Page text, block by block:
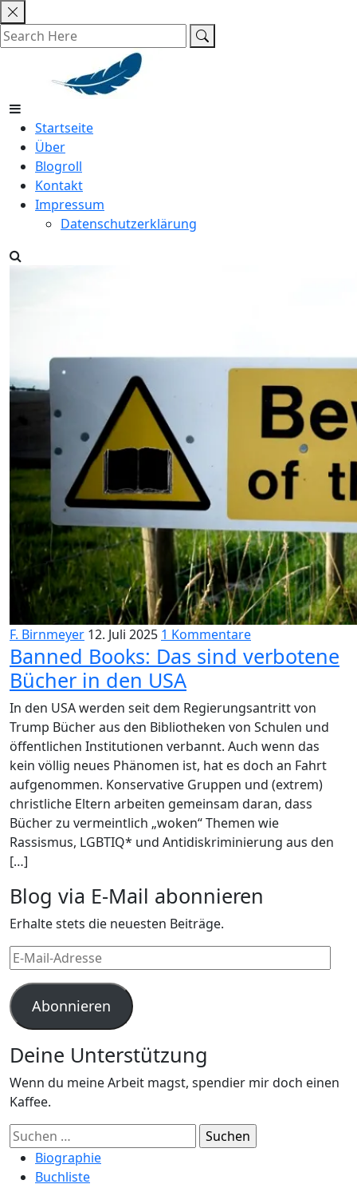
Skip
to
content
Startseite
Über
Blogroll
Kontakt
Impressum
Datenschutzerklärung
F. Birnmeyer 12. Juli 2025 1 Kommentare
Banned Books: Das sind verbotene
Bücher in den USA
In den USA werden seit dem Regierungsantritt von
Trump Bücher aus den Bibliotheken von Schulen und
öffentlichen Institutionen verbannt. Auch wenn das
kein völlig neues Phänomen ist, hat es doch an Fahrt
aufgenommen. Konservative Gruppen und (extrem)
christliche Eltern arbeiten gemeinsam daran, dass
Bücher zu vermeintlich „woken“ Themen wie
Rassismus, LGBTIQ* und Antidiskriminierung aus den
[…]
Blog via E-Mail abonnieren
Erhalte stets die neuesten Beiträge.
E-
Mail-
Adresse
Abonnieren
Deine Unterstützung
Wenn du meine Arbeit magst, spendier mir doch einen
Kaffee.
Suchen
nach:Biographie
Buchliste